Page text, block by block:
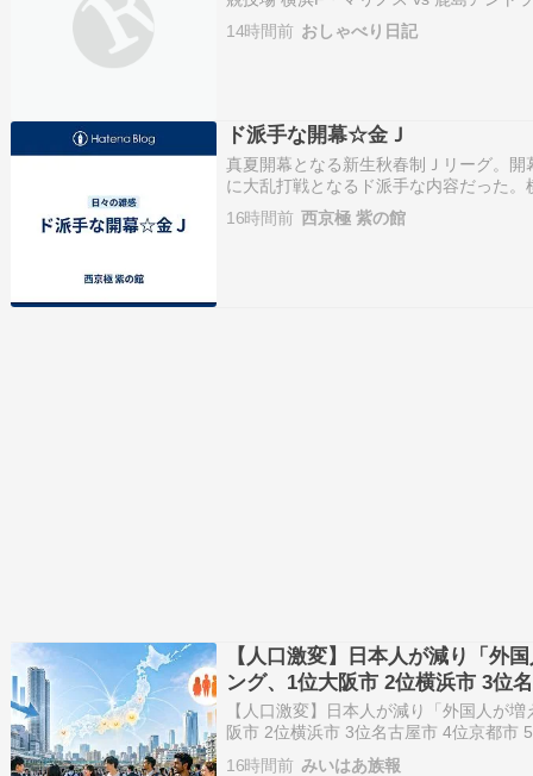
田 ガンバ大阪 vs 浦和レッズ（令和8年
14時間前 おしゃべり日記
ド派手な開幕☆金Ｊ
真夏開幕となる新生秋春制Ｊリーグ。
に大乱打戦となるド派手な内容だった
スの16歳ルーキー三井寺の活躍でマリ
マリノス追加点でこりゃマリノス勝利
16時間前 西京極 紫の館
【人口激変】日本人が減り「外
ング、1位大阪市 2位横浜市 3位
市 日本人の不安高まる
【人口激変】日本人が減り「外国人が
阪市 2位横浜市 3位名古屋市 4位京都市
便所の落書き速報 続きを読む
16時間前 みいはあ族報